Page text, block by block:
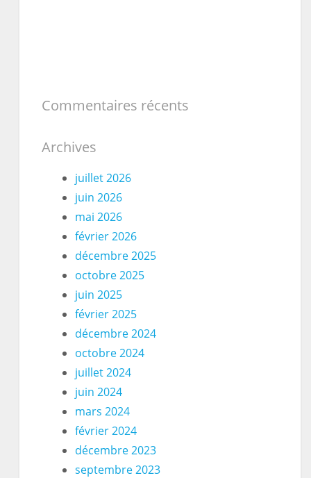
Commentaires récents
Archives
juillet 2026
juin 2026
mai 2026
février 2026
décembre 2025
octobre 2025
juin 2025
février 2025
décembre 2024
octobre 2024
juillet 2024
juin 2024
mars 2024
février 2024
décembre 2023
septembre 2023